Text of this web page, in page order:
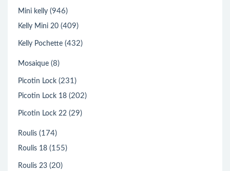
Mini kelly (946)
Kelly Mini 20 (409)
Kelly Pochette (432)
Mosaique (8)
Picotin Lock (231)
Picotin Lock 18 (202)
Picotin Lock 22 (29)
Roulis (174)
Roulis 18 (155)
Roulis 23 (20)